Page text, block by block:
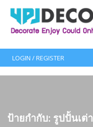
content
LOGIN / REGISTER
ป้ายกำกับ: รูปปั้นเต่า